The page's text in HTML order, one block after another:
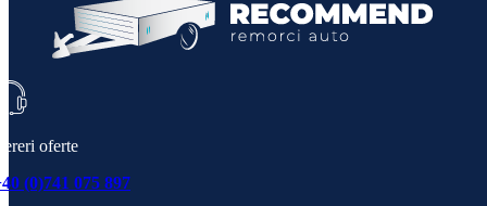
oferte
(0)741 075 897